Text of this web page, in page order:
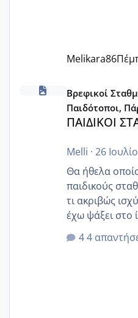
Melikara86
ΠΑΙΔΙΚΟΙ ΣΤΑΘΜΟΙ ΜΕ ΕΣΠΑ
Βρεφικοί
Παιδότοποι,
ΠΑΙΔΙΚΟΙ
Melli · 26
Θα ήθελα
παιδικούς
τι ακριβώς
έχω ψάξει στο
ότι το
δίδακτρα και
4